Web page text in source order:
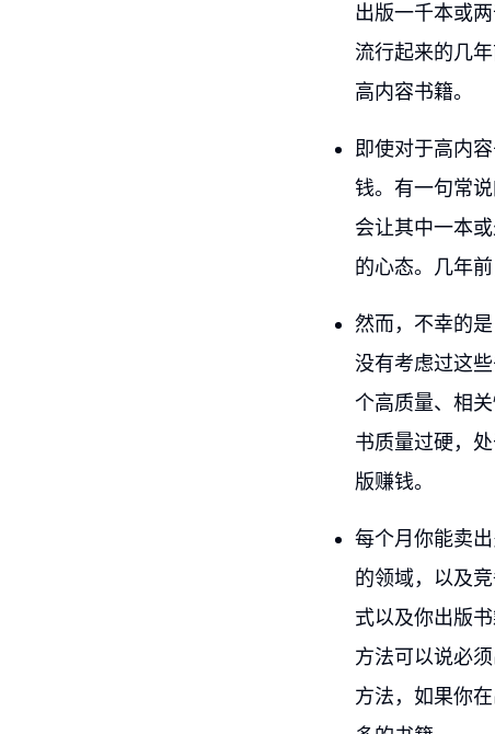
出版一千本或
流行起来的几
高内容书籍。
即使对于高内
钱。有一句常
会让其中一本
的心态。几年
然而，不幸的
没有考虑过这
个高质量、相
书质量过硬，
版赚钱。
每个月你能卖
的领域，以及
式以及你出版
方法可以说必
方法，如果你